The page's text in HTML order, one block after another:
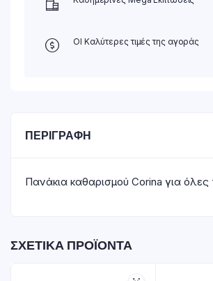
ΟΙ Καλύτερες τιμές της αγοράς
ΠΕΡΙΓΡΑΦΉ
Πανάκια καθαρισμού Corina για όλες
ΣΧΕΤΙΚΆ ΠΡΟΪΌΝΤΑ